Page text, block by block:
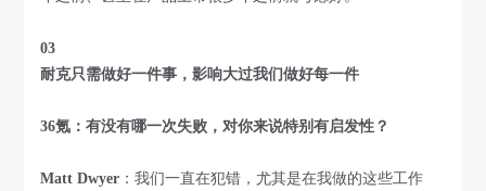
03
耐克只需做好一件事，影响大过我们做好每一件
36氪：有没有哪一次失败，对你来说特别有启发性？
Matt Dwyer ：我们一直在犯错，尤其是在我做的这些工作